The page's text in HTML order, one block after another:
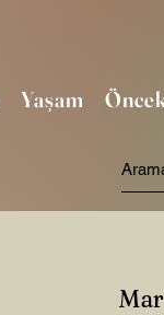
Yaşam